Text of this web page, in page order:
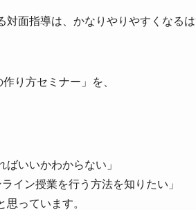
面指導は、かなりやりやすくなるは
り方セミナー」を、
ばいいかわからない」
イン授業を行う方法を知りたい」
っています。